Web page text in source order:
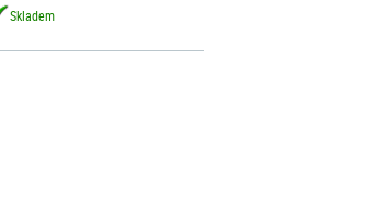
Skladem